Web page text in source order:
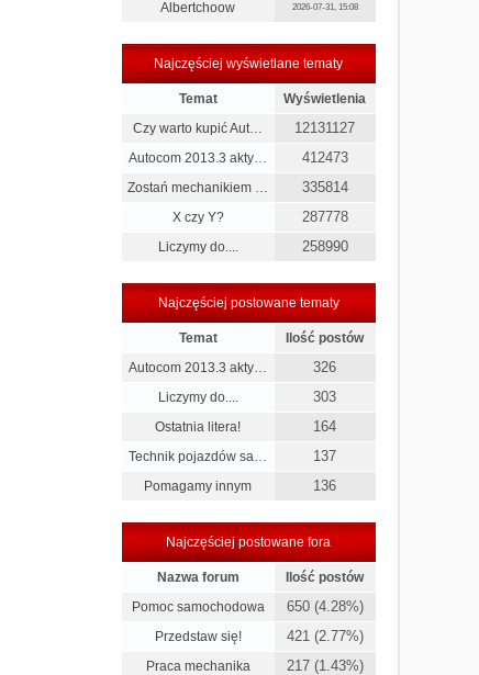
Albertchoow 2026-07-31, 15:08
Najczęściej wyświetlane tematy
Temat
Wyświetlenia
Czy warto kupić Aut…
12131127
Autocom 2013.3 akty… 412473
Zostań mechanikiem … 335814
X czy Y? 287778
Liczymy do.... 258990
Najczęściej postowane tematy
Temat
Ilość postów
Autocom 2013.3 akty…
326
Liczymy do.... 303
Ostatnia litera! 164
Technik pojazdów sa… 137
Pomagamy innym 136
Najczęściej postowane fora
Nazwa forum
Ilość postów
Pomoc samochodowa
650 (4.28%)
Przedstaw się! 421 (2.77%)
Praca mechanika 217 (1.43%)